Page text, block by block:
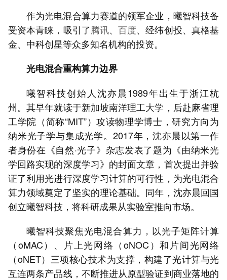
作为光电混合算力赛道的领军企业，曦智科技备
受资本青睐，吸引了腾讯、百度、经纬创投、真格基
金、中科创星等众多知名机构的投资。
光电混合重构算力边界
曦智科技创始人沈亦晨1989年出生于浙江杭
州。其早年就读于新加坡南洋理工大学，后赴麻省理
工学院（简称“MIT”）攻读物理学博士，研究方向为
纳米光子学与集成光学。2017年，沈亦晨以第一作
者身份在《自然·光子》杂志发表了题为《由纳米光
学回路实现的深度学习》的封面文章，首次提出并验
证了利用光进行深度学习计算的可行性，为光电混合
算力领域奠定了坚实的理论基础。同年，沈亦晨回国
创立曦智科技，将科研成果从实验室推向市场。
曦智科技聚焦光电混合算力，以光子矩阵计算
（oMAC）、片上光网络（oNOC）和片间光网络
（oNET）三项核心技术为支撑，构建了光计算与光
互连两条产品线，不断推进从原型验证到商业落地的